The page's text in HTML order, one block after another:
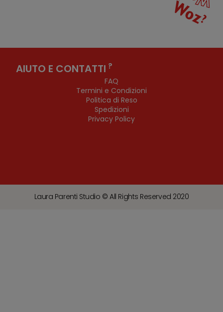
AIUTO E CONTATTI ?
FAQ
Termini e Condizioni
Politica di Reso
Spedizioni
Privacy Policy
Laura Parenti Studio © All Rights Reserved 2020